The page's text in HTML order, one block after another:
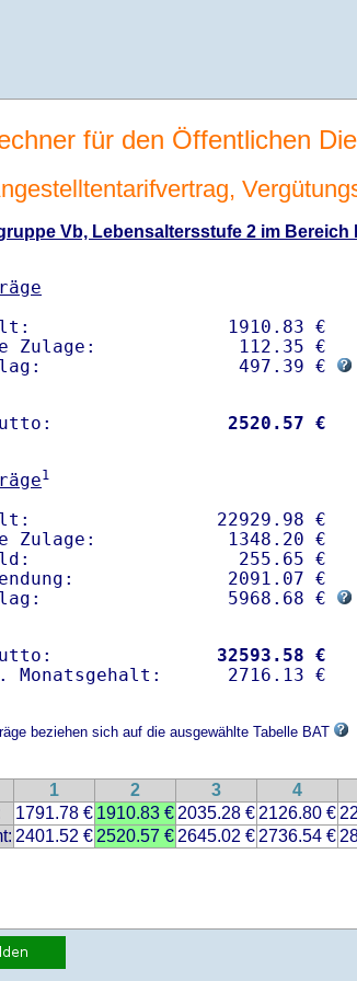
für den Öffentlichen
Vb, Lebensaltersstufe 2 im Bereich
1910.83 €
Zulage:             112.35 €
497.39 €
Brutto: 2520.57 €
1
22929.98 €
Zulage:            1348.20 €
255.65 €
2091.07 €
5968.68 €
Brutto: 32593.58 €
beziehen sich auf die ausgewählte Tabelle BAT
1 2 3 4
1791.78 € 1910.83 € 2035.28 € 2126.80 €
2401.52 € 2520.57 € 2645.02 € 2736.54 €